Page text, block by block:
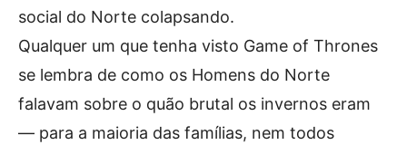
social do Norte colapsando.
Qualquer um que tenha visto Game of Thrones
se lembra de como os Homens do Norte
falavam sobre o quão brutal os invernos eram
— para a maioria das famílias, nem todos